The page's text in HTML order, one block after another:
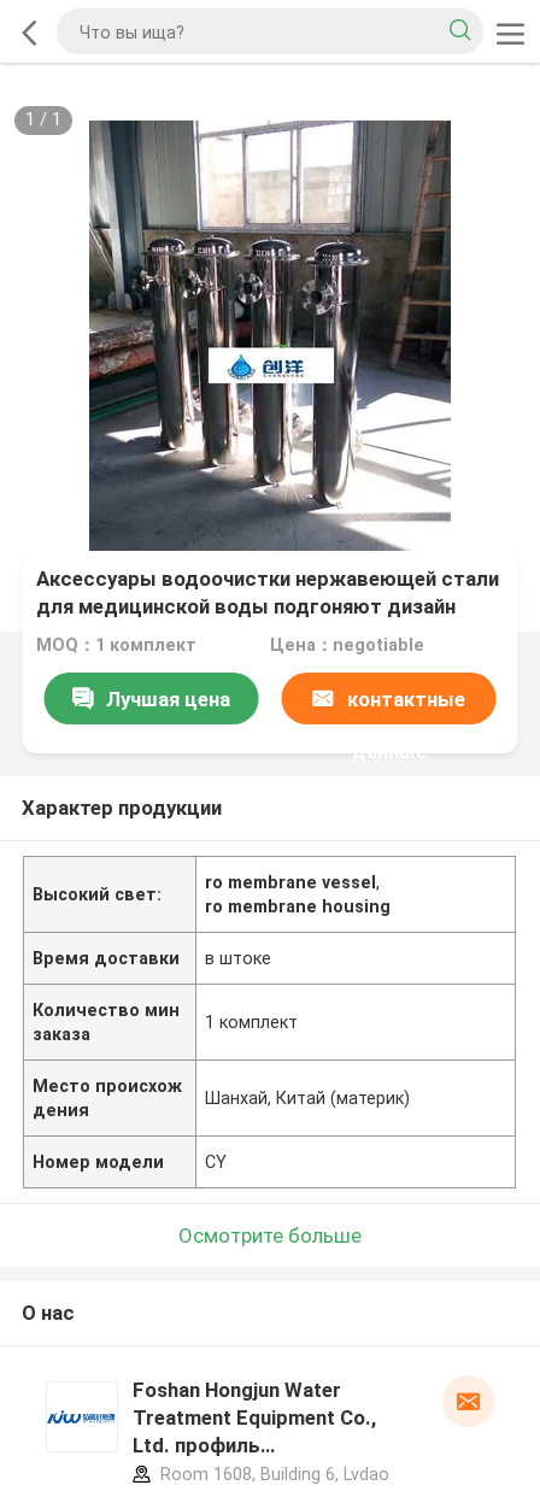
1 / 1
Аксессуары водоочистки нержавеющей стали
для медицинской воды подгоняют дизайн
MOQ：1 комплект Цена：negotiable
Лучшая цена контактные
данные
Характер продукции
Высокий свет:
ro membrane vessel,
ro membrane housing
Время доставки в штоке
Количество мин
заказа
1 комплект
Место происхож
дения
Шанхай, Китай (материк)
Номер модели CY
Осмотрите больше
О нас
Foshan Hongjun Water
Treatment Equipment Co.,
Ltd. профиль
производителя
Room 1608, Building 6, Lvdao